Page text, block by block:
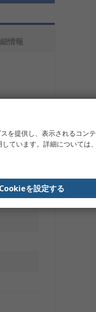
情報
を提供し、表示されるコンテ
ています。詳細については、
Cookieを設定する